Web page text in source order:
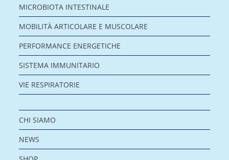
MICROBIOTA INTESTINALE
MOBILITÀ ARTICOLARE E MUSCOLARE
PERFORMANCE ENERGETICHE
SISTEMA IMMUNITARIO
VIE RESPIRATORIE
CHI SIAMO
NEWS